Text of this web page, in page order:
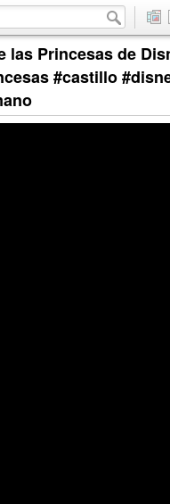
las Princesas de
#castillo